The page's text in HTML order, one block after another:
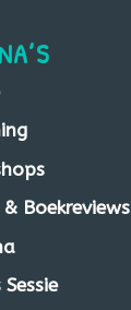
Boekreviews